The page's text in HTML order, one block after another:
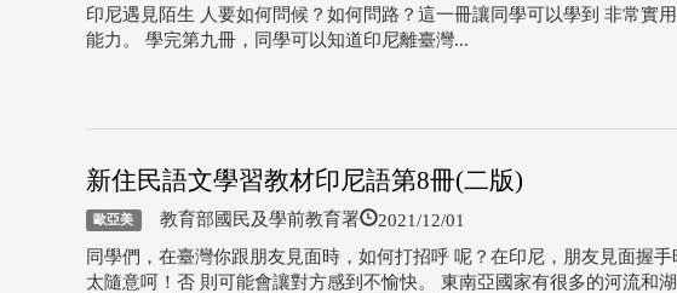
印尼遇見陌生 人要如何問候？如何問路？這一冊讓同學可以學到 非常實
能力。 學完第九冊，同學可以知道印尼離臺灣...
新住民語文學習教材印尼語第8冊(二版)
歐亞美 教育部國民及學前教育署 2021/12/01
同學們，在臺灣你跟朋友見面時，如何打招呼 呢？在印尼，朋友見面握手
太隨意呵！否 則可能會讓對方感到不愉快。 東南亞國家有很多的河流和